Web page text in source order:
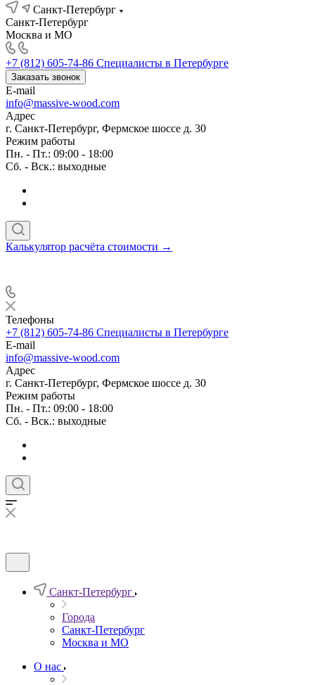
Санкт-Петербург
Санкт-Петербург
Москва и МО
+7 (812) 605-74-86 Специалисты в Петербурге
Заказать звонок
E-mail
info@massive-wood.com
Адрес
г. Санкт-Петербург, Фермское шоссе д. 30
Режим работы
Пн. - Пт.: 09:00 - 18:00
Сб. - Вск.: выходные
Калькулятор расчёта стоимости →
Телефоны
+7 (812) 605-74-86 Специалисты в Петербурге
E-mail
info@massive-wood.com
Адрес
г. Санкт-Петербург, Фермское шоссе д. 30
Режим работы
Пн. - Пт.: 09:00 - 18:00
Сб. - Вск.: выходные
Санкт-Петербург
Города
Санкт-Петербург
Москва и МО
О нас